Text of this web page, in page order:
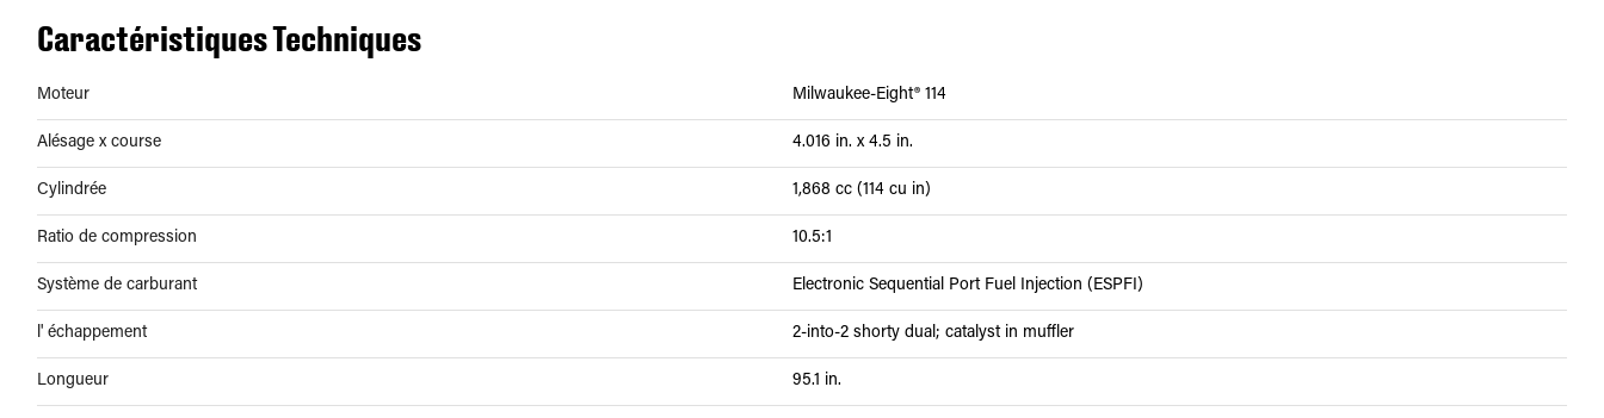
Caractéristiques Techniques
Moteur Milwaukee-Eight® 114
Alésage x course 4.016 in. x 4.5 in.
Cylindrée 1,868 cc (114 cu in)
Ratio de compression 10.5:1
Système de carburant Electronic Sequential Port Fuel Injection (ESPFI)
l' échappement 2-into-2 shorty dual; catalyst in muffler
Longueur 95.1 in.